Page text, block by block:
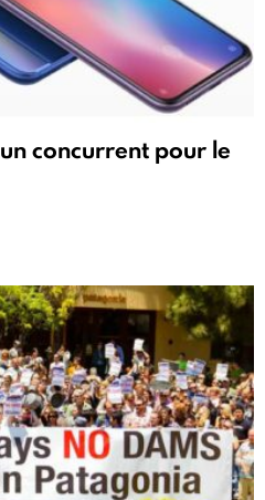
concurrent pour le